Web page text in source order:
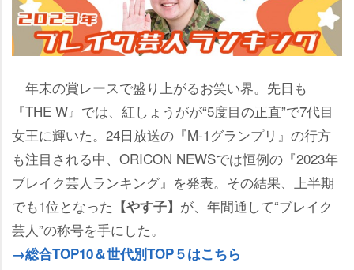
年末の賞レースで盛り上がるお笑い界。先日も
『THE W』では、紅しょうがが“5度目の正直”で7代目
女王に輝いた。24日放送の『M-1グランプリ』の行方
も注目される中、ORICON NEWSでは恒例の『2023年
ブレイク芸人ランキング』を発表。その結果、上半期
でも1位となった 【やす子】 が、年間通して“ブレイク
芸人”の称号を手にした。
→総合TOP10＆世代別TOP５はこちら